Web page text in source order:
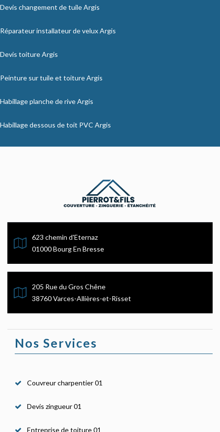
Devis changement de tuile Argis
Réparateur installateur de velux Argis
Devis toiture Argis
Peinture sur tuile et toiture Argis
Habillage planche de rive Argis
Habillage dessous de toit PVC Argis
623 chemin d'Eternaz
01000 Bourg En Bresse
205 Rue du Gros Chêne
38760 Varces-Allières-et-Risset
Nos Services
Couvreur charpentier 01
Devis zingueur 01
Entreprise de toiture 01